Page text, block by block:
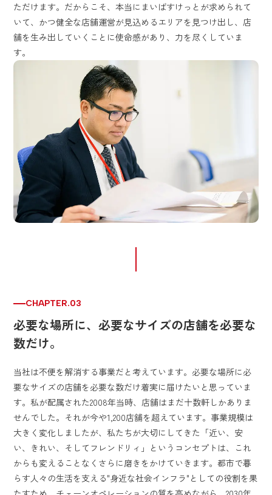
ただけます。だからこそ、本当にまいばすけっとが求められて
いて、かつ健全な店舗運営が見込めるエリアを見つけ出し、店
舗を生み出していくことに使命感があり、力を尽くしていま
す。
CHAPTER.03
必要な場所に、必要なサイズの店舗を必要な
数だけ。
当社は不便を解消する事業だと考えています。必要な場所に必
要なサイズの店舗を必要な数だけ着実に届けたいと思っていま
す。私が配属された2008年当時、店舗はまだ十数軒しかありま
せんでした。それが今や1,200店舗を超えています。事業規模は
大きく変化しましたが、私たちが大切にしてきた「近い、安
い、きれい、そしてフレンドリィ」というコンセプトは、これ
からも変えることなくさらに磨きをかけていきます。都市で暮
らす人々の生活を支える"身近な社会インフラ"としての役割を果